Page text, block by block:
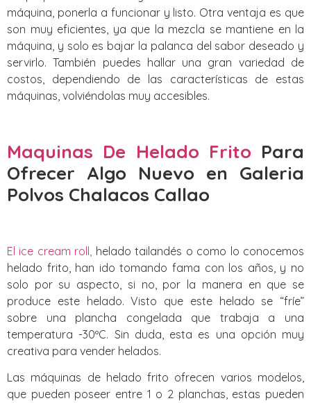
máquina, ponerla a funcionar y listo. Otra ventaja es que
son muy eficientes, ya que la mezcla se mantiene en la
máquina, y solo es bajar la palanca del sabor deseado y
servirlo. También puedes hallar una gran variedad de
costos, dependiendo de las características de estas
máquinas, volviéndolas muy accesibles.
Maquinas De Helado Frito Para
Ofrecer Algo Nuevo en Galeria
Polvos Chalacos Callao
El ice cream roll, helado tailandés o como lo conocemos
helado frito, han ido tomando fama con los años, y no
solo por su aspecto, si no, por la manera en que se
produce este helado. Visto que este helado se “fríe”
sobre una plancha congelada que trabaja a una
temperatura -30ºC. Sin duda, esta es una opción muy
creativa para vender helados.
Las máquinas de helado frito ofrecen varios modelos,
que pueden poseer entre 1 o 2 planchas, estas pueden